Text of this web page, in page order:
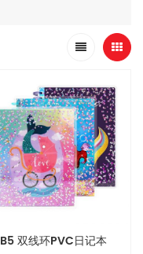
B5 双线环PVC日记本